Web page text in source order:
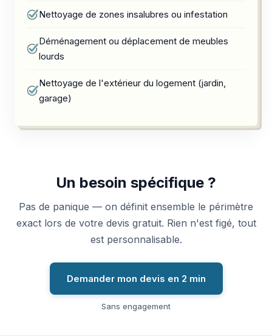
Nettoyage de zones insalubres ou infestation
Déménagement ou déplacement de meubles
lourds
Nettoyage de l'extérieur du logement (jardin,
garage)
Un besoin spécifique ?
Pas de panique — on définit ensemble le périmètre
exact lors de votre devis gratuit. Rien n'est figé, tout
est personnalisable.
Demander mon devis en 2 min
Sans engagement